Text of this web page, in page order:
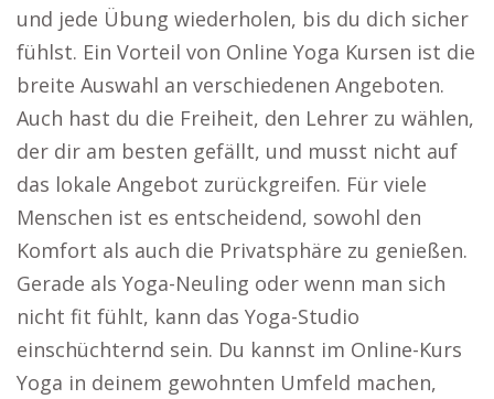
und jede Übung wiederholen, bis du dich sicher
fühlst. Ein Vorteil von Online Yoga Kursen ist die
breite Auswahl an verschiedenen Angeboten.
Auch hast du die Freiheit, den Lehrer zu wählen,
der dir am besten gefällt, und musst nicht auf
das lokale Angebot zurückgreifen. Für viele
Menschen ist es entscheidend, sowohl den
Komfort als auch die Privatsphäre zu genießen.
Gerade als Yoga-Neuling oder wenn man sich
nicht fit fühlt, kann das Yoga-Studio
einschüchternd sein. Du kannst im Online-Kurs
Yoga in deinem gewohnten Umfeld machen,